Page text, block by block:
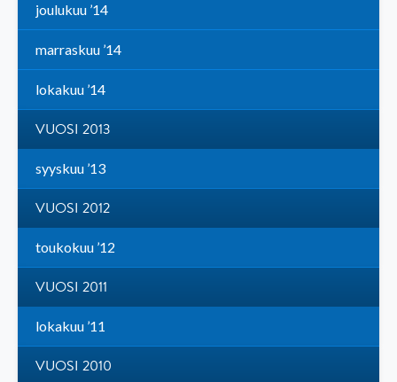
joulukuu ’14
marraskuu ’14
lokakuu ’14
VUOSI 2013
syyskuu ’13
VUOSI 2012
toukokuu ’12
VUOSI 2011
lokakuu ’11
VUOSI 2010